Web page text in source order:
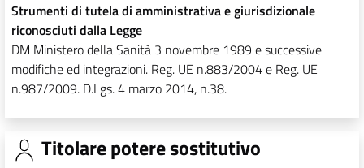
Strumenti di tutela di amministrativa e giurisdizionale
riconosciuti dalla Legge
DM Ministero della Sanità 3 novembre 1989 e successive
modifiche ed integrazioni. Reg. UE n.883/2004 e Reg. UE
n.987/2009. D.Lgs. 4 marzo 2014, n.38.
Titolare potere sostitutivo